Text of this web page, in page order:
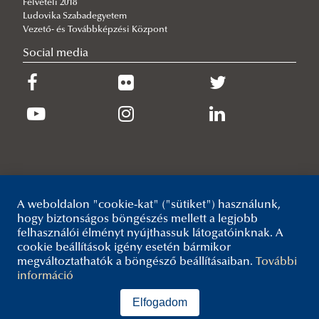
Látogatás a védelmi és biztonsági ipari világkiállításon
2026/06/25
2026/06/23
Tisztjelöltek befogadása
Felvételi 2018
Ludovika Szabadegyetem
Vezető- és Továbbképzési Központ
Social media
A weboldalon "cookie-kat" ("sütiket") használunk,
hogy biztonságos böngészés mellett a legjobb
felhasználói élményt nyújthassuk látogatóinknak. A
cookie beállítások igény esetén bármikor
megváltoztathatók a böngésző beállításaiban. További
információ
Elfogadom